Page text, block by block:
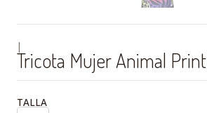
|
Tricota Mujer Animal Print
TALLA